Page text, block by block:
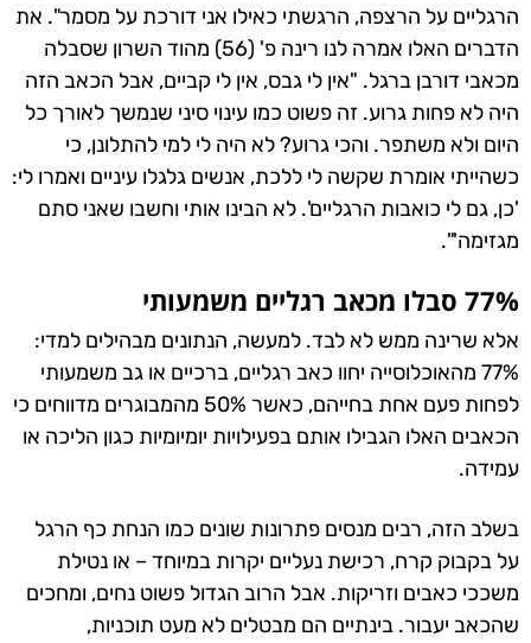
הרגליים על הרצפה, הרגשתי כאילו אני דורכת על מסמר". את
הדברים האלו אמרה לנו רינה פ' (56) מהוד השרון שסבלה
מכאבי דורבן ברגל. "אין לי גבס, אין לי קביים, אבל הכאב הזה
היה לא פחות גרוע. זה פשוט כמו עינוי סיני שנמשך לאורך כל
היום ולא משתפר. והכי גרוע? לא היה לי למי להתלונן, כי
כשהייתי אומרת שקשה לי ללכת, אנשים גלגלו עיניים ואמרו לי:
'כן, גם לי כואבות הרגליים'. לא הבינו אותי וחשבו שאני סתם
מגזימה'".
77% סבלו מכאב רגליים משמעותי
אלא שרינה ממש לא לבד. למעשה, הנתונים מבהילים למדי:
77% מהאוכלוסייה יחוו כאב רגליים, ברכיים או גב משמעותי
לפחות פעם אחת בחייהם, כאשר 50% מהמבוגרים מדווחים כי
הכאבים האלו הגבילו אותם בפעילויות יומיומיות כגון הליכה או
עמידה.
בשלב הזה, רבים מנסים פתרונות שונים כמו הנחת כף הרגל
על בקבוק קרח, רכישת נעליים יקרות במיוחד – או נטילת
משככי כאבים וזריקות. אבל הרוב הגדול פשוט נחים, ומחכים
שהכאב יעבור. בינתיים הם מבטלים לא מעט תוכניות,